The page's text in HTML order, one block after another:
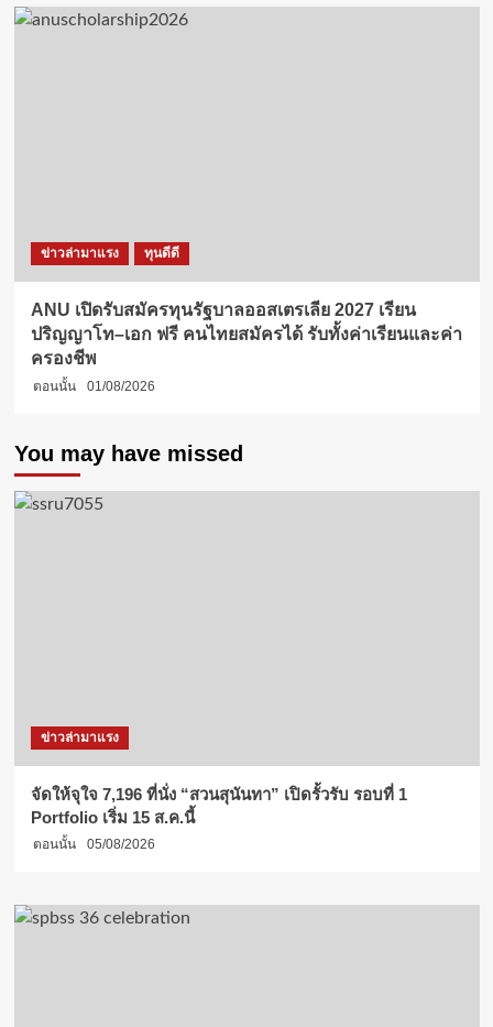
ข่าวล่ามาแรง ทุนดีดี
ANU เปิดรับสมัครทุนรัฐบาลออสเตรเลีย 2027 เรียน
ปริญญาโท–เอก ฟรี คนไทยสมัครได้ รับทั้งค่าเรียนและค่า
ครองชีพ
ตอนนั้น 01/08/2026
You may have missed
ข่าวล่ามาแรง
จัดให้จุใจ 7,196 ที่นั่ง “สวนสุนันทา” เปิดรั้วรับ รอบที่ 1
Portfolio เริ่ม 15 ส.ค.นี้
ตอนนั้น 05/08/2026